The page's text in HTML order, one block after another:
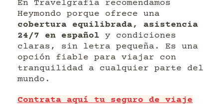
En Travelgrafía recomendamos
Heymondo porque ofrece una
cobertura equilibrada, asistencia
24/7 en español y condiciones
claras, sin letra pequeña. Es una
opción fiable para viajar con
tranquilidad a cualquier parte del
mundo.
Contrata aquí tu seguro de viaje